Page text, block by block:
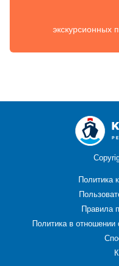
экскурсионных
Политика
Правила
Политика в